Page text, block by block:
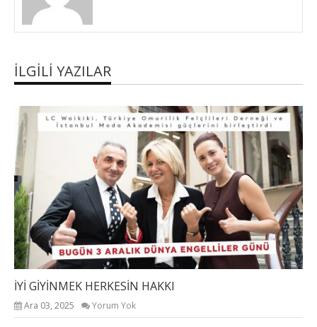
İLGILI YAZILAR
İYİ GİYİNMEK HERKESİN HAKKI
Ara 03, 2025 Yorum Yok